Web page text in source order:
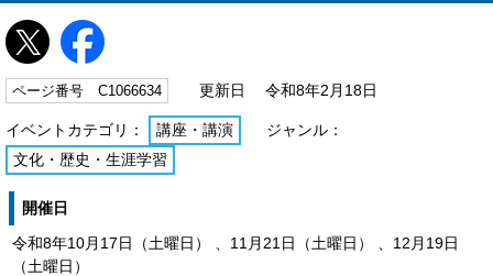
ページ番号 C1066634 更新日 令和8年2月18日
イベントカテゴリ： 講座・講演
ジャンル：
文化・歴史・生涯学習
開催日
令和8年10月17日（土曜日） 、11月21日（土曜日） 、12月19日
（土曜日）